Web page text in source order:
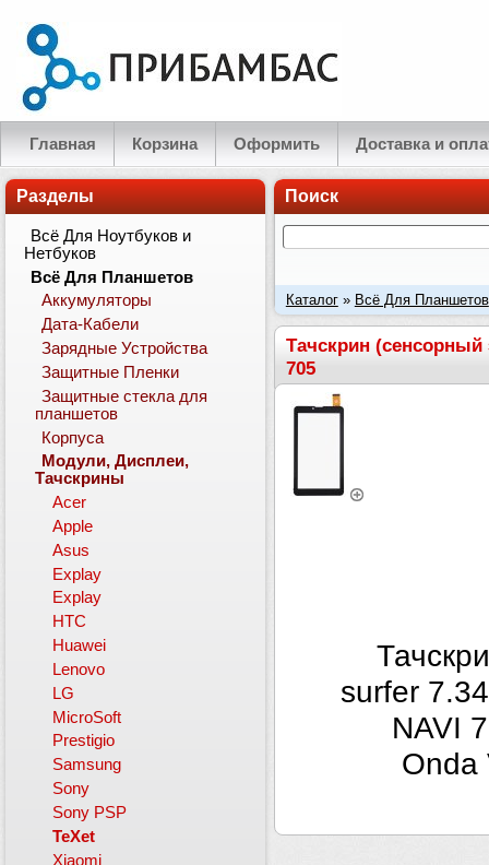
Главная Корзина Оформить Доставка и
Поиск
Каталог» Всё Для Планшетов
surfer 7.34 3g, TeXet TM-7049,
Тачскрин (сенсорный
705
surfer
NAVI
Onda
Разделы
Всё Для Ноутбуков и
Нетбуков
Всё Для Планшетов
Аккумуляторы
Дата-Кабели
Зарядные Устройства
Защитные Пленки
Защитные стекла для
планшетов
Корпуса
Модули, Дисплеи,
Тачскрины
Acer
Apple
Asus
Explay
Explay
HTC
Huawei
Lenovo
LG
MicroSoft
Prestigio
Samsung
Sony
Sony PSP
TeXet
Xiaomi